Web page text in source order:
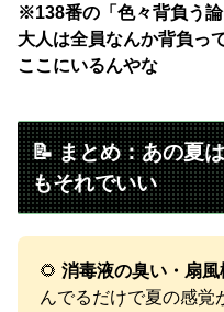
※138番の「色々背負う
大人は全員なんか背負っ
ここにいるんやな
📝 まとめ：あの夏
もそれでいい
🌻 消毒液の臭い・扇
んでるだけで夏の感覚